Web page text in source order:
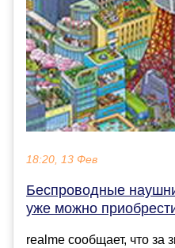
18:20, 13 Фев
Беспроводные
уже можно
realme сообщает, что за